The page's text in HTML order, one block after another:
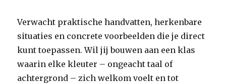
Verwacht praktische handvatten, herkenbare
situaties en concrete voorbeelden die je direct
kunt toepassen. Wil jij bouwen aan een klas
waarin elke kleuter – ongeacht taal of
achtergrond – zich welkom voelt en tot